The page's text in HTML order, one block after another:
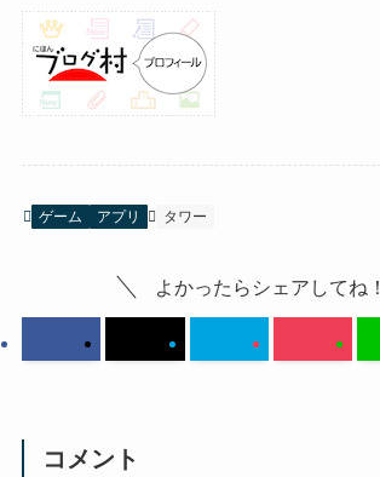
ゲーム アプリ タワー
よかったらシェアしてね！
コメント